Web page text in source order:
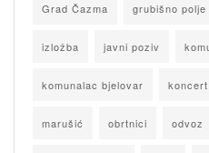
Grad Čazma grubišno polje
izložba javni poziv
komunalac bjelovar koncert
marušić obrtnici odvoz